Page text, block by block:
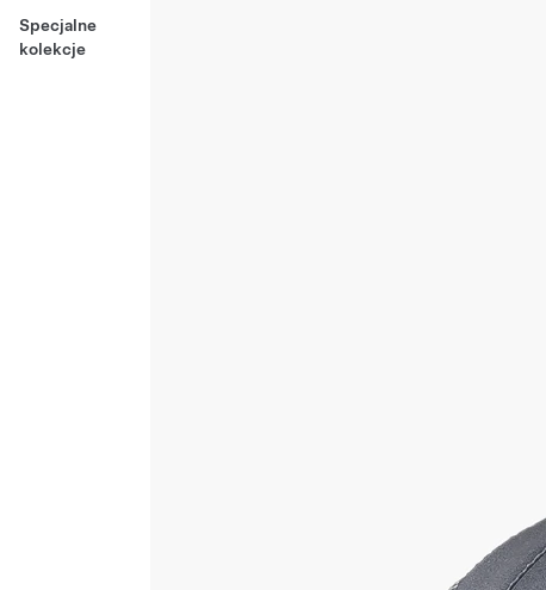
Specjalne
kolekcje